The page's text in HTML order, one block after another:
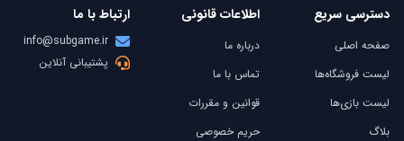
دسترسی سریع
صفحه اصلی
لیست فروشگاه‌ها
لیست بازی‌ها
بلاگ
اطلاعات قانونی
درباره ما
تماس با ما
قوانین و مقررات
حریم خصوصی
ارتباط با ما
info@subgame.ir
پشتیبانی آنلاین